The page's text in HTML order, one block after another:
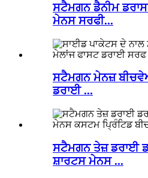
ਸਟੈਮਗਨ ਡੈਨੀਮ
ਮੇਨਸ ਸਰਫੀ...
ਸਟੈਮਗਨ ਮੇਨਜ਼
ਡਰਾਈ ...
ਸਟੈਮਗਨ ਤੇਜ਼ ਡਰਾਈ
ਸ਼ਾਰਟਸ ਮੇਨਸ ...